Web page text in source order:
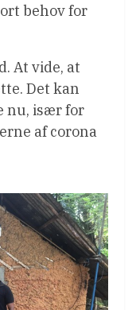
behov for
At vide, at
Det kan
nu, især for
af corona